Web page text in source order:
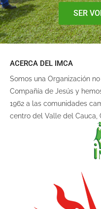
SER
ACERCA DEL IMCA
Somos una Organización
Compañía de Jesús y
1962 a las comunidades
centro del Valle del Cauca,